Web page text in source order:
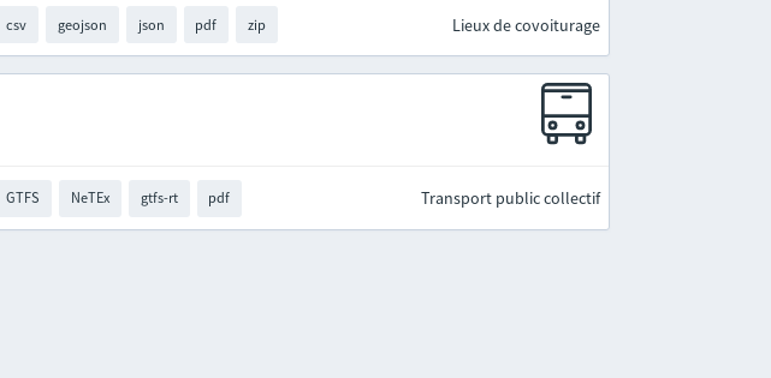
csv geojson json pdf zip Lieux de covoiturage
GTFS NeTEx gtfs-rt pdf Transport public collectif